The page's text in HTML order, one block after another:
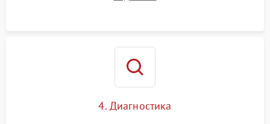
4. Диагностика